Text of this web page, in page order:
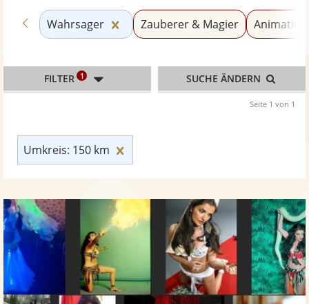
Zurück zu «Show Künstler»
Wahrsager Kategorie «Wahrsager»
Zauberer & Magier
Umkreis: 150 km
FILTER 1 SUCHE ÄNDERN
Seite 1 von 1